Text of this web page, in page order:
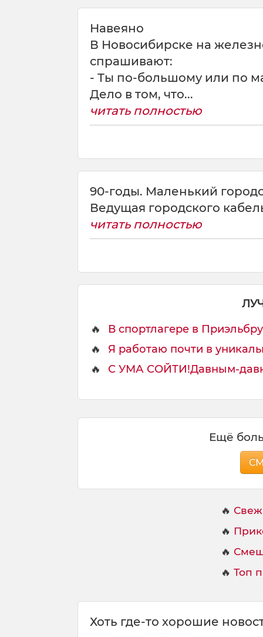
Навеяно
В Новосибирске на
спрашивают:
- Ты по-большому или по
Дело в том, что...
читать полностью
90-годы. Маленький
Ведущая городского
читать полностью
🔥
В спортлагере в
🔥
Я работаю почти в
🔥
С УМА СОЙТИ!Давным-
Ещё
🔥
🔥
🔥
🔥 Топ
Хоть где-то хорошие